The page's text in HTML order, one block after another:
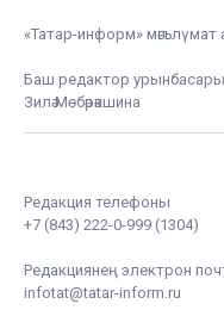
«Татар-информ»
Баш редактор урынбасары
Зилә Мөбәрәкшина
Редакция телефоны
+7 (843) 222-0-999 (1304)
Редакциянең электрон
infotat@tatar-inform.ru